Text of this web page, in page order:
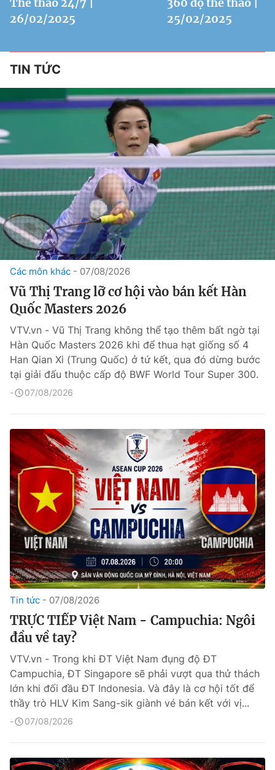
26/02/2025
25/02/2025
TIN TỨC
Các môn khác 07/08/2026
Vũ Thị Trang lỡ cơ hội vào bán kết Hàn
Quốc Masters 2026
VTV.vn - Vũ Thị Trang không thể tạo thêm bất ngờ tại
Hàn Quốc Masters 2026 khi để thua hạt giống số 4
Han Qian Xi (Trung Quốc) ở tứ kết, qua đó dừng bước
tại giải đấu thuộc cấp độ BWF World Tour Super 300.
07/08/2026
Tin tức 07/08/2026
TRỰC TIẾP Việt Nam - Campuchia: Ngôi
đầu về tay?
VTV.vn - Trong khi ĐT Việt Nam đụng độ ĐT
Campuchia, ĐT Singapore sẽ phải vượt qua thử thách
lớn khi đối đầu ĐT Indonesia. Và đây là cơ hội tốt để
thầy trò HLV Kim Sang-sik giành vé bán kết với vị...
07/08/2026